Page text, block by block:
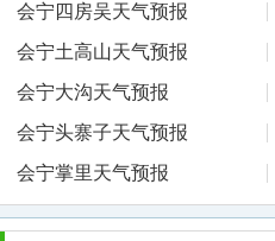
会宁四房吴天气预报
会宁土高山天气预报
会宁大沟天气预报
会宁头寨子天气预报
会宁掌里天气预报